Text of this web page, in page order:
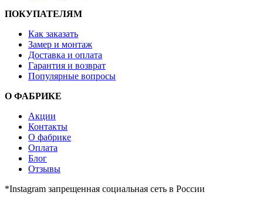
ПОКУПАТЕЛЯМ
Как заказать
Замер и монтаж
Доставка и оплата
Гарантия и возврат
Популярные вопросы
О ФАБРИКЕ
Акции
Контакты
О фабрике
Оплата
Блог
Отзывы
*Instagram запрещенная социальная сеть в России